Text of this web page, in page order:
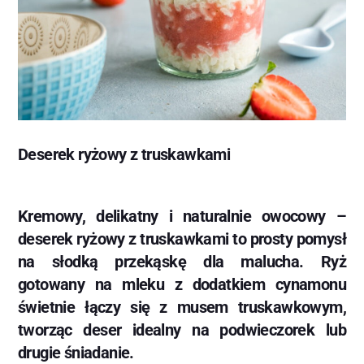
Deserek ryżowy z truskawkami
Kremowy, delikatny i naturalnie owocowy –
deserek ryżowy z truskawkami to prosty pomysł
na słodką przekąskę dla malucha. Ryż
gotowany na mleku z dodatkiem cynamonu
świetnie łączy się z musem truskawkowym,
tworząc deser idealny na podwieczorek lub
drugie śniadanie.